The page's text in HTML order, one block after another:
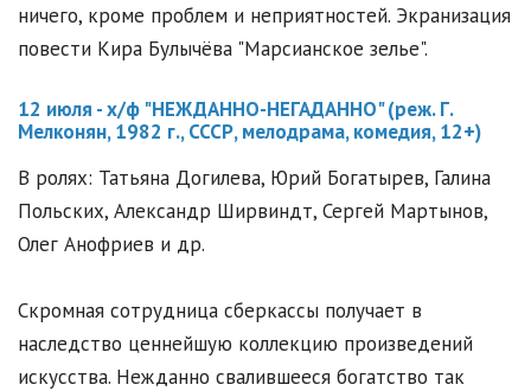
ничего, кроме проблем и неприятностей. Экранизация
повести Кира Булычёва "Марсианское зелье".
12 июля - х/ф "НЕЖДАННО-НЕГАДАННО" (реж. Г.
Мелконян, 1982 г., СССР, мелодрама, комедия, 12+)
В ролях: Татьяна Догилева, Юрий Богатырев, Галина
Польских, Александр Ширвиндт, Сергей Мартынов,
Олег Анофриев и др.
Скромная сотрудница сберкассы получает в
наследство ценнейшую коллекцию произведений
искусства. Нежданно свалившееся богатство так